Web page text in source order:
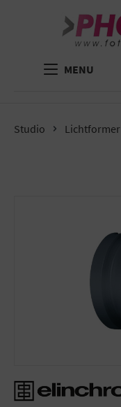
MENU
Studio Lichtformer